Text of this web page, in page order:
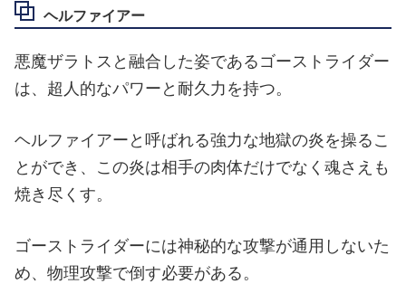
ヘルファイアー
悪魔ザラトスと融合した姿であるゴーストライダー
は、超人的なパワーと耐久力を持つ。
ヘルファイアーと呼ばれる強力な地獄の炎を操るこ
とができ、この炎は相手の肉体だけでなく魂さえも
焼き尽くす。
ゴーストライダーには神秘的な攻撃が通用しないた
め、物理攻撃で倒す必要がある。